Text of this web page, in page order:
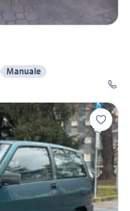
Manuale